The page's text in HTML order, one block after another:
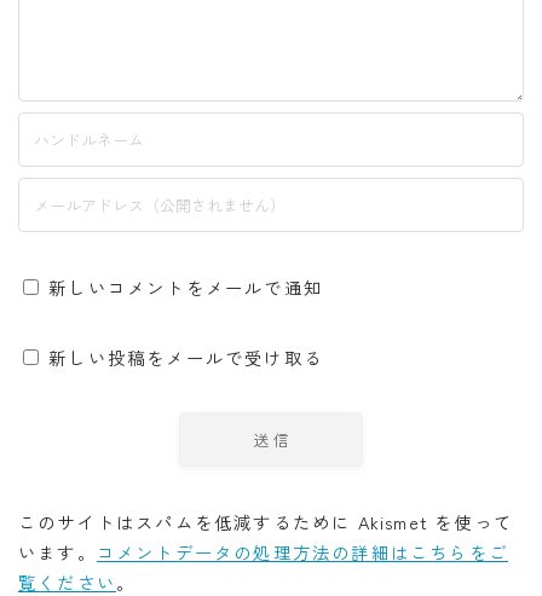
新しいコメントをメールで通知
新しい投稿をメールで受け取る
このサイトはスパムを低減するために Akismet を使って
います。
コメントデータの処理方法の詳細はこちらをご
覧ください。